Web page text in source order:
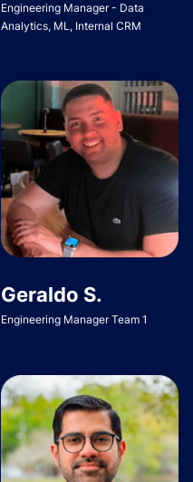
Engineering Manager - Data
Analytics, ML, Internal CRM
Geraldo S.
Engineering Manager Team 1